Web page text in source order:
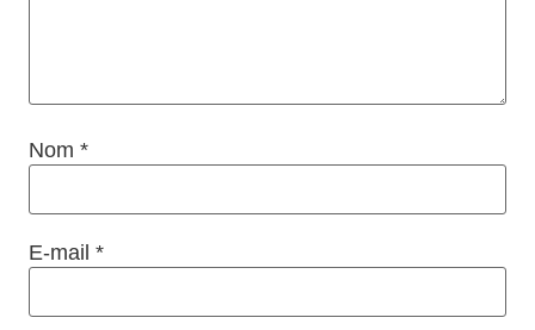
Nom *
E-mail *